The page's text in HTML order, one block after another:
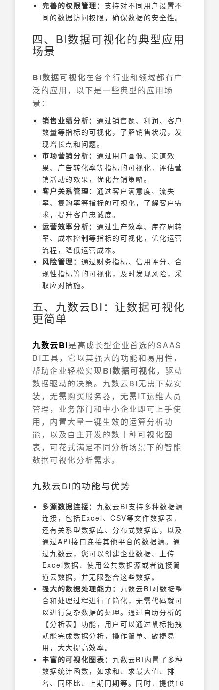
完善的权限管理： 支持对不同用户设置不
同的数据访问权限，确保数据的安全性。
四、BI数据可视化的典型应用
场景
BI数据可视化在各个行业和领域都有广
泛的应用，以下是一些典型的应用场
景：
销售业绩分析： 通过销售额、利润、客户
数量等指标的可视化，了解销售状况，发
现增长点和问题。
市场营销分析： 通过用户画像、渠道效
果、广告转化率等指标的可视化，评估营
销活动的效果，优化营销策略。
客户关系管理： 通过客户满意度、流失
率、复购率等指标的可视化，了解客户需
求，提升客户忠诚度。
运营效率分析： 通过生产效率、库存周转
率、成本控制等指标的可视化，优化运营
流程，降低运营成本。
风险管理： 通过财务指标、信用评分、合
规性指标等的可视化，及时发现风险，采
取应对措施。
五、九数云BI：让数据可视化
更简单
九数云BI是高成长型企业首选的SAAS
BI工具，它以其强大的功能和易用性，
帮助企业轻松实现BI数据可视化 ，驱动
数据驱动的决策。九数云BI无需下载安
装，无需购买服务器，无需IT运维人员
管理，业务部门和中小企业即可上手使
用，内置大量一键生效的运算分析功
能，以及自主开发的数十种可视化图
表，可花式满足不同分析场景下的智能
数据可视化分析需求。
九数云BI的功能与优势
多源数据连接： 九数云BI支持多种数据源
连接，包括Excel、CSV等文件数据表，
还有关系型数据库、分布式数据库，以及
通过API接口连接其他平台的数据源。通
过九数云，您可以创建企业数据、上传
Excel数据、使用公共数据源或者链接简
道云数据，并无限整合这些数据。
强大的数据处理能力： 九数云BI对数据整
合和处理过程进行了简化，无需代码就可
以进行复杂数据的处理。通过自助分析的
【分析表】功能，用户可以通过鼠标拖拽
就能完成数据分析，操作简单、敏捷易
用，大大提高效率。
丰富的可视化图表： 九数云BI内置了多种
数据统计函数，如求和、求最大值、排
名、同环比、上期同期等。同时，提供16